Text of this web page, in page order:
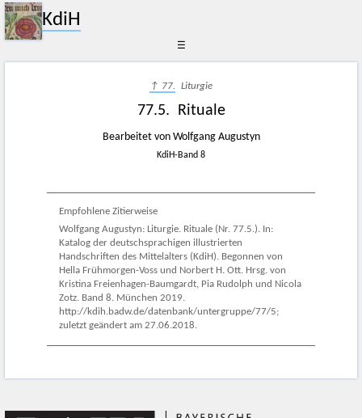
KdiH
☰
↑ 77. Liturgie
77.5. Rituale
Bearbeitet von Wolfgang Augustyn
KdiH-Band 8
Empfohlene Zitierweise
Wolfgang Augustyn: Liturgie. Rituale (Nr. 77.5.). In:
Katalog der deutschsprachigen illustrierten
Handschriften des Mittelalters (KdiH). Begonnen von
Hella Frühmorgen-Voss und Norbert H. Ott. Hrsg. von
Kristina Freienhagen-Baumgardt, Pia Rudolph und Nicola
Zotz. Band 8. München 2019.
http://kdih.badw.de/datenbank/untergruppe/77/5;
zuletzt geändert am 27.06.2018.